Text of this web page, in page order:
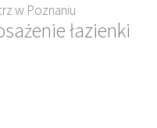
w Poznaniu
łazienki